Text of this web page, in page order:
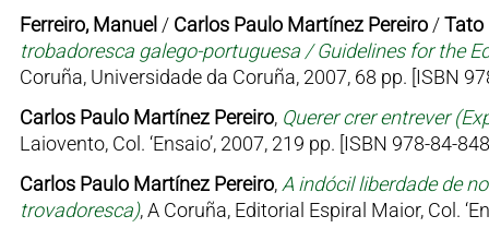
Ferreiro, Manuel / Carlos Paulo Martínez Pereiro/Tato
trobadoresca galego-portuguesa / Guidelines for the
Coruña, Universidade da Coruña, 2007, 68 pp. [ISBN
Carlos Paulo Martínez Pereiro, Querer crer entrever
Laiovento, Col. ‘Ensaio’, 2007, 219 pp. [ISBN 978-84-
Carlos Paulo Martínez Pereiro, A indócil liberdade de
trovadoresca), A Coruña, Editorial Espiral Maior, Col.